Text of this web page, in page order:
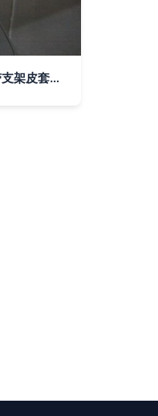
便携设备伴侣 7寸电子书与平板电脑带支架皮套大解析